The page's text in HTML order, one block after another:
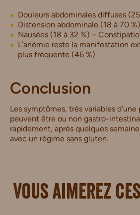
Douleurs abdominales diffuses
Distension abdominale (18 à 70
Nausées (18 à 32 %) –
L’anémie reste la manifestation
plus fréquente (46 %)
Conclusion
Les symptômes, très variables d’une
peuvent être ou non gastro-
rapidement, après quelques
avec un régime sans gluten.
Vous aimerez